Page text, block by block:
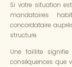
Si votre situation
mandataires
concordataire
structure.
Une faillite
conséquences que